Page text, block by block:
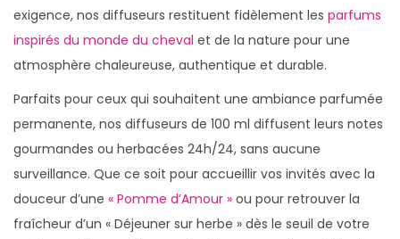
a
n
a
c
o
n
exigence, nos diffuseurs restituent fidèlement les parfums
inspirés du monde du cheval et de la nature pour une
atmosphère chaleureuse, authentique et durable.
Parfaits pour ceux qui souhaitent une ambiance parfumée
permanente, nos diffuseurs de 100 ml diffusent leurs notes
gourmandes ou herbacées 24h/24, sans aucune
surveillance. Que ce soit pour accueillir vos invités avec la
douceur d’une « Pomme d’Amour » ou pour retrouver la
fraîcheur d’un « Déjeuner sur herbe » dès le seuil de votre